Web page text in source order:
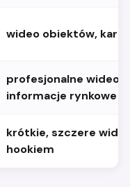
wideo obiektów,
profesjonalne wideo
informacje rynkowe
krótkie, szczere
hookiem